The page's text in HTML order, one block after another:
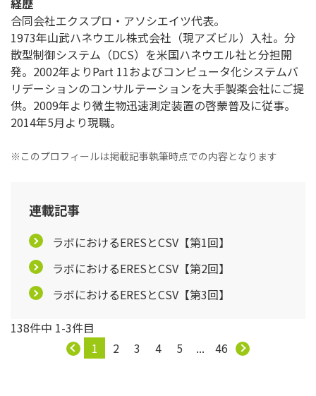
経歴
合同会社エクスプロ・アソシエイツ代表。
1973年山武ハネウエル株式会社（現アズビル）入社。分
散型制御システム（DCS）を米国ハネウエル社と分担開
発。2002年よりPart 11およびコンピュータ化システムバ
リデーションのコンサルテーションを大手製薬会社にご提
供。2009年より微生物迅速測定装置の啓蒙普及に従事。
2014年5月より現職。
※このプロフィールは掲載記事執筆時点での内容となります
連載記事
ラボにおけるERESとCSV【第1回】
ラボにおけるERESとCSV【第2回】
ラボにおけるERESとCSV【第3回】
138件中 1-3件目
1
2 3 4 5 ... 46